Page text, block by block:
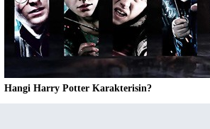
Hangi Harry Potter Karakterisin?